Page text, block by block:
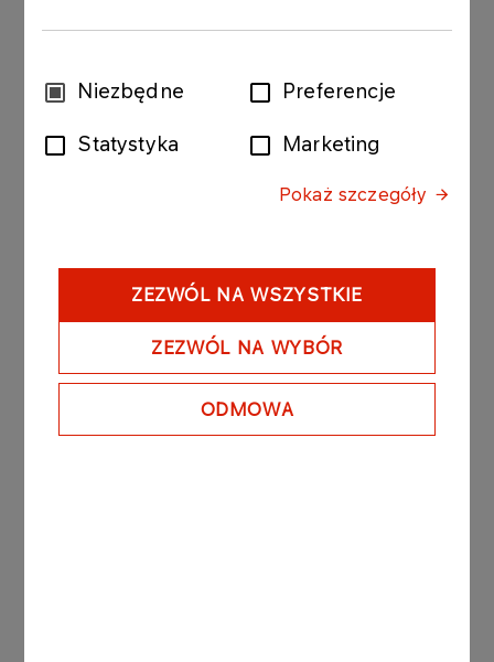
WybórNiezbędne Preferencje
Statystyka Marketing
Pokaż szczegóły
ZEZWÓL NA WSZYSTKIE
ZEZWÓL NA WYBÓR
ODMOWA
24.05 (WT) g. 17:30 Legia Warszawa - WKS
(Polsat Sport Extra),
ew. 27.05 (PT) g. 17:30 WKS Śląsk
ew. 29.05 (ND) Legia Warszawa - WKS Śląsk
ew. 31.05 (WT) WKS Śląsk Wrocław/Grupa
Sierleccy Czarni Słupsk - Legia Warszawa.
Więcej informacji nalegiakosz.com​